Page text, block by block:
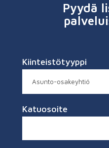
Pyydä
Kiinteistötyyppi
Katuosoite